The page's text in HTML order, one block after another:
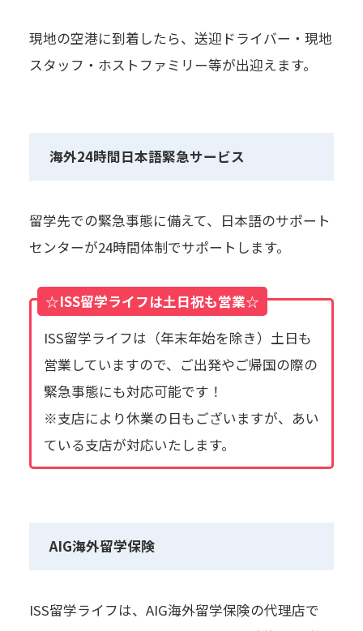
現地の空港に到着したら、送迎ドライバー・現地
スタッフ・ホストファミリー等が出迎えます。
海外24時間日本語緊急サービス
留学先での緊急事態に備えて、日本語のサポート
センターが24時間体制でサポートします。
☆ISS留学ライフは土日祝も営業☆
ISS留学ライフは（年末年始を除き）土日も
営業していますので、ご出発やご帰国の際の
緊急事態にも対応可能です！
※支店により休業の日もございますが、あい
ている支店が対応いたします。
AIG海外留学保険
ISS留学ライフは、AIG海外留学保険の代理店で